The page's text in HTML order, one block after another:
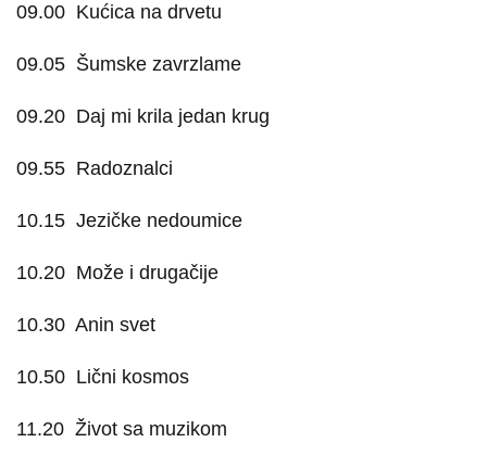
09.00 Kućica na drvetu
09.05 Šumske zavrzlame
09.20 Daj mi krila jedan krug
09.55 Radoznalci
10.15 Jezičke nedoumice
10.20 Može i drugačije
10.30 Anin svet
10.50 Lični kosmos
11.20 Život sa muzikom